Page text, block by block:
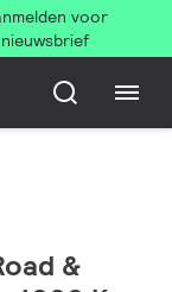
voor
nieuwsbrief
&